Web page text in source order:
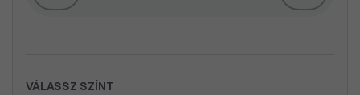
VÁLASSZ SZÍNT